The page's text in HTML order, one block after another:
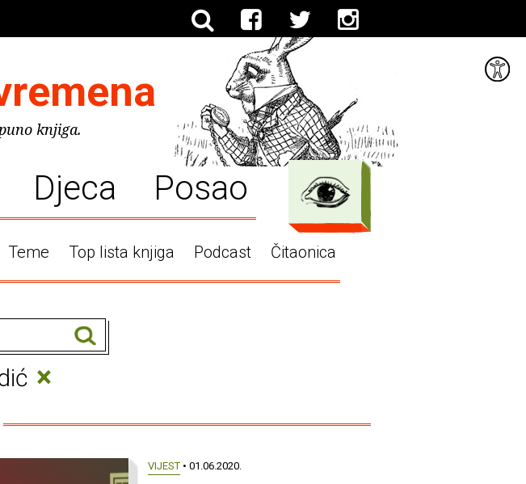
knjiga.
Djeca Posao
Teme Top lista knjiga Podcast Čitaonica
×
VIJEST • 01.06.2020.